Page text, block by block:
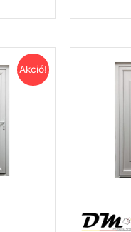
Akció!